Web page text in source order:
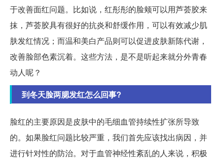
于改善面红问题。比如说，红彤彤的脸颊可以用芦荟胶来
抹，芦荟胶具有很好的抗炎和舒缓作用，可以有效减少肌
肤发红情况；而温和美白产品则可以促进皮肤新陈代谢，
改善脸部色素沉着。这些方法，是不是听起来就分外青春
动人呢？
到冬天脸两腮发红怎么回事?
脸红的主要原因是皮肤中的毛细血管持续性扩张所导致
的。如果脸红问题比较严重，我们首先应该找出病因，并
进行针对性的防治。对于血管神经性紊乱的人来说，积极